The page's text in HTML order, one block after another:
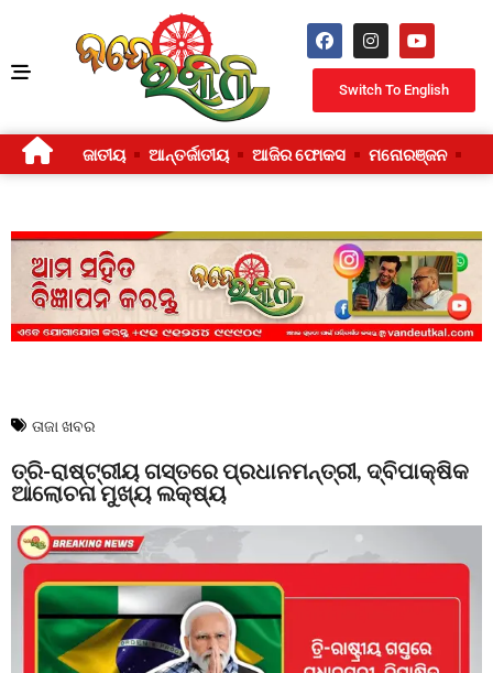
Switch To English
ଜାତୀୟ ଆନ୍ତର୍ଜାତୀୟ ଆଜିର ଫୋକସ ମନୋରଞ୍ଜନ
ତାଜା ଖବର
ତ୍ରି-ରାଷ୍ଟ୍ରୀୟ ଗସ୍ତରେ ପ୍ରଧାନମନ୍ତ୍ରୀ, ଦ୍ବିପାକ୍ଷିକ
ଆଲୋଚନା ମୁଖ୍ୟ ଲକ୍ଷ୍ୟ